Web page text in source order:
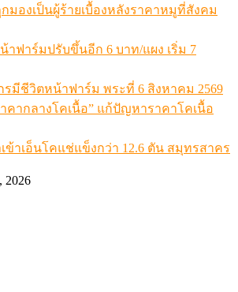
กมองเป็นผู้ร้ายเบื้องหลังราคาหมูที่สังคม
าฟาร์มปรับขึ้นอีก 6 บาท/แผง เริ่ม 7
มีชีวิตหน้าฟาร์ม พระที่ 6 สิงหาคม 2569
คากลางโคเนื้อ” แก้ปัญหาราคาโคเนื้อ
ข้าเอ็นโคแช่แข็งกว่า 12.6 ตัน สมุทรสาคร